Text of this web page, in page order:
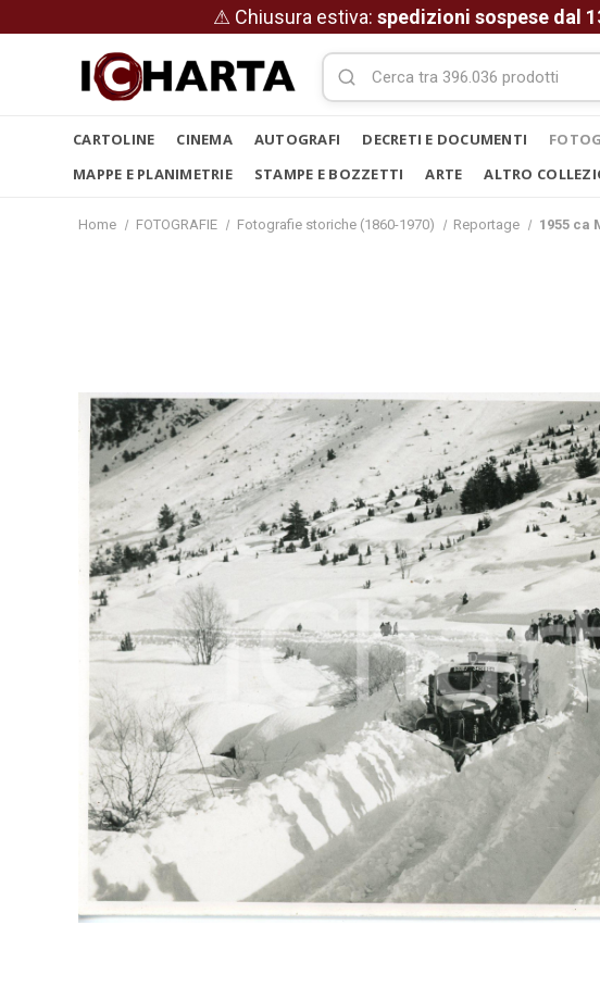
⚠ Chiusura estiva: spedizioni sospese dal
CARTOLINE CINEMA AUTOGRAFI DECRETI E DOCUMENTI
MAPPE E PLANIMETRIE
STAMPE E BOZZETTI ARTE ALTRO
Home FOTOGRAFIE Fotografie storiche (1860-1970) Reportage 1955 ca